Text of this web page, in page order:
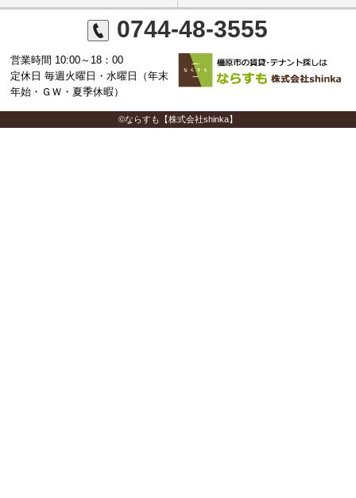
0744-48-3555
営業時間 10:00～18：00
定休日 毎週火曜日・水曜日（年末
年始・ＧＷ・夏季休暇）
©ならすも【株式会社shinka】